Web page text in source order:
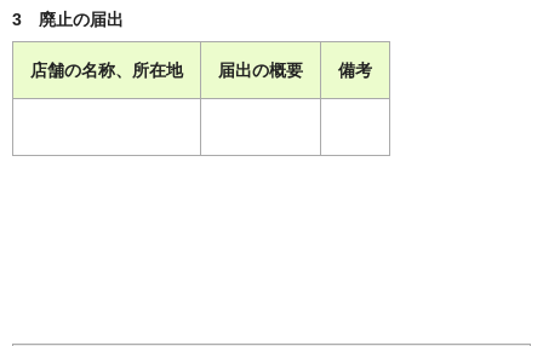
3 廃止の届出
店舗の名称、所在地 届出の概要 備考